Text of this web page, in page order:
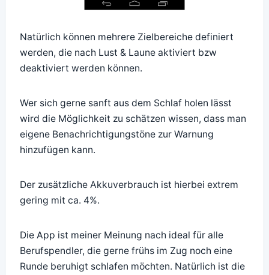
Natürlich können mehrere Zielbereiche definiert
werden, die nach Lust & Laune aktiviert bzw
deaktiviert werden können.
Wer sich gerne sanft aus dem Schlaf holen lässt
wird die Möglichkeit zu schätzen wissen, dass man
eigene Benachrichtigungstöne zur Warnung
hinzufügen kann.
Der zusätzliche Akkuverbrauch ist hierbei extrem
gering mit ca. 4%.
Die App ist meiner Meinung nach ideal für alle
Berufspendler, die gerne frühs im Zug noch eine
Runde beruhigt schlafen möchten. Natürlich ist die